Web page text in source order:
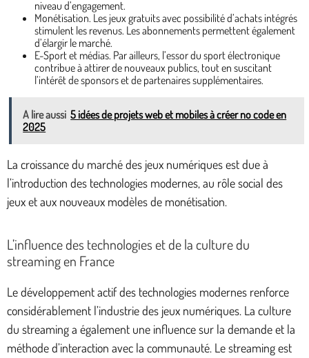
niveau d’engagement.
Monétisation. Les jeux gratuits avec possibilité d’achats intégrés
stimulent les revenus. Les abonnements permettent également
d’élargir le marché.
E-Sport et médias. Par ailleurs, l’essor du sport électronique
contribue à attirer de nouveaux publics, tout en suscitant
l’intérêt de sponsors et de partenaires supplémentaires.
A lire aussi 5 idées de projets web et mobiles à créer no code en
2025
La croissance du marché des jeux numériques est due à
l’introduction des technologies modernes, au rôle social des
jeux et aux nouveaux modèles de monétisation.
L’influence des technologies et de la culture du
streaming en France
Le développement actif des technologies modernes renforce
considérablement l’industrie des jeux numériques. La culture
du streaming a également une influence sur la demande et la
méthode d’interaction avec la communauté. Le streaming est